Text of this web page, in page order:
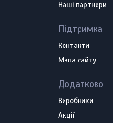
Наші партнери
Підтримка
Контакти
Мапа сайту
Додатково
Виробники
Акції